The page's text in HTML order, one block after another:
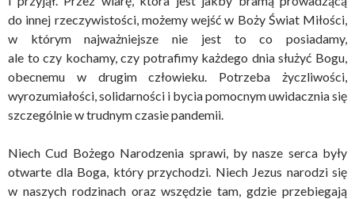
do innej rzeczywistości, możemy wejść w Boży Świat Miłości,
w którym najważniejsze nie jest to co posiadamy,
ale to czy kochamy, czy potrafimy każdego dnia służyć Bogu,
obecnemu w drugim człowieku. Potrzeba życzliwości,
wyrozumiałości, solidarności i bycia pomocnym uwidacznia się
szczególnie w trudnym czasie pandemii.
Niech Cud Bożego Narodzenia sprawi, by nasze serca były
otwarte dla Boga, który przychodzi. Niech Jezus narodzi się
w naszych rodzinach oraz wszędzie tam, gdzie przebiegają